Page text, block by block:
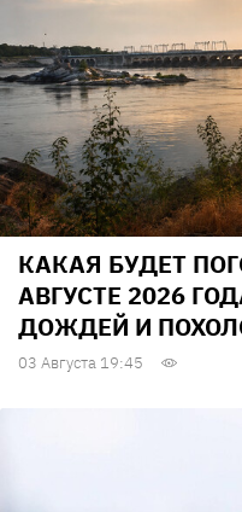
КАКАЯ БУДЕТ
АВГУСТЕ 2026
ДОЖДЕЙ И
03 Августа 19:45